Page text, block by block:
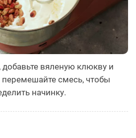
вяленую клюкву и
смесь, чтобы
начинку.